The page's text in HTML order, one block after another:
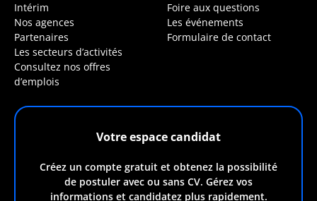
Intérim
Nos agences
Partenaires
Les secteurs d’activités
Consultez nos offres
d’emplois
Foire aux questions
Les événements
Formulaire de contact
Votre espace candidat
Créez un compte gratuit et obtenez la possibilité
de postuler avec ou sans CV. Gérez vos
informations et candidatez plus rapidement.